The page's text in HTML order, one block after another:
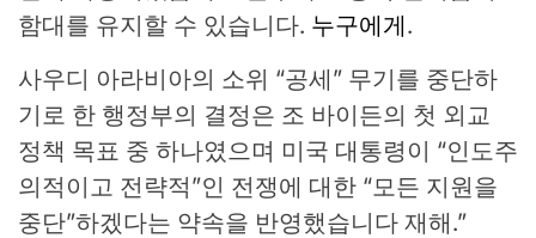
함대를 유지할 수 있습니다. 누구에게.
사우디 아라비아의 소위 “공세” 무기를 중단하
기로 한 행정부의 결정은 조 바이든의 첫 외교
정책 목표 중 하나였으며 미국 대통령이 “인도주
의적이고 전략적”인 전쟁에 대한 “모든 지원을
중단”하겠다는 약속을 반영했습니다 재해.”